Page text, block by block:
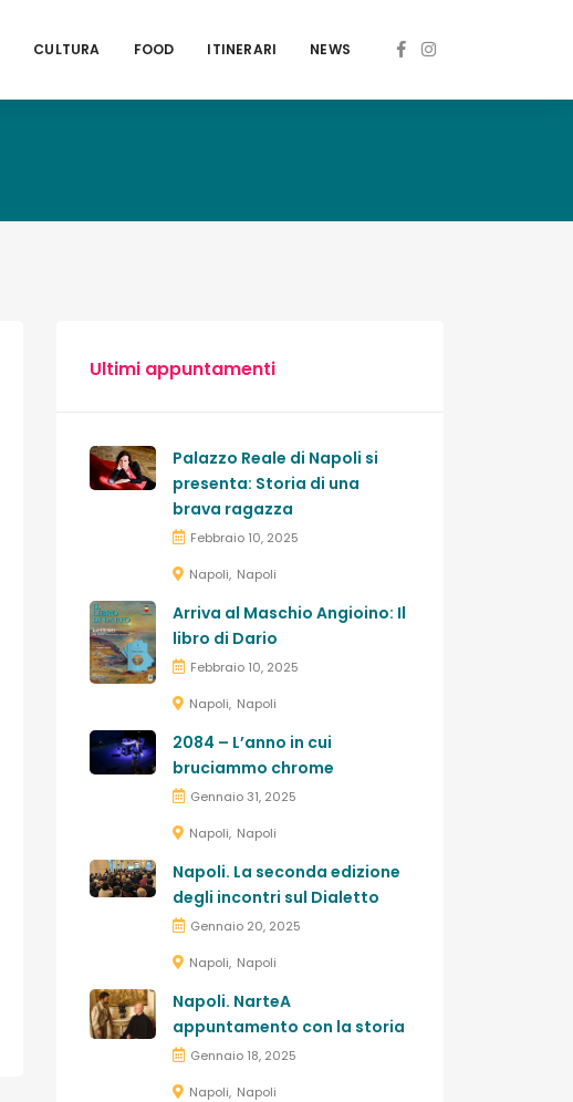
CULTURA FOOD ITINERARI NEWS
Ultimi appuntamenti
Palazzo Reale di Napoli si
presenta: Storia di una
brava ragazza
Febbraio 10, 2025
Napoli Napoli
Arriva al Maschio Angioino: Il
libro di Dario
Febbraio 10, 2025
Napoli Napoli
2084 – L’anno in cui
bruciammo chrome
Gennaio 31, 2025
Napoli Napoli
Napoli. La seconda edizione
degli incontri sul Dialetto
Gennaio 20, 2025
Napoli Napoli
Napoli. NarteA
appuntamento con la storia
Gennaio 18, 2025
Napoli Napoli